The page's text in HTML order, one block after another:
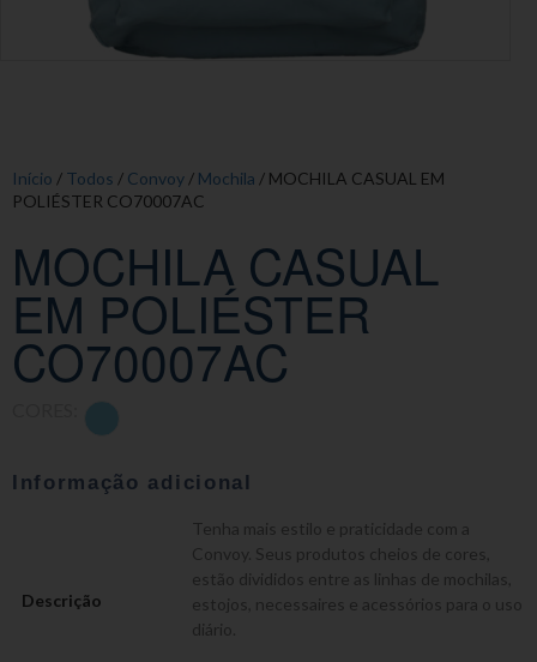
Início / Todos / Convoy / Mochila / MOCHILA CASUAL EM
POLIÉSTER CO70007AC
MOCHILA CASUAL
EM POLIÉSTER
CO70007AC
Informação adicional
Descrição
Tenha mais estilo e praticidade com a
Convoy. Seus produtos cheios de cores,
estão divididos entre as linhas de mochilas,
estojos, necessaires e acessórios para o uso
diário.